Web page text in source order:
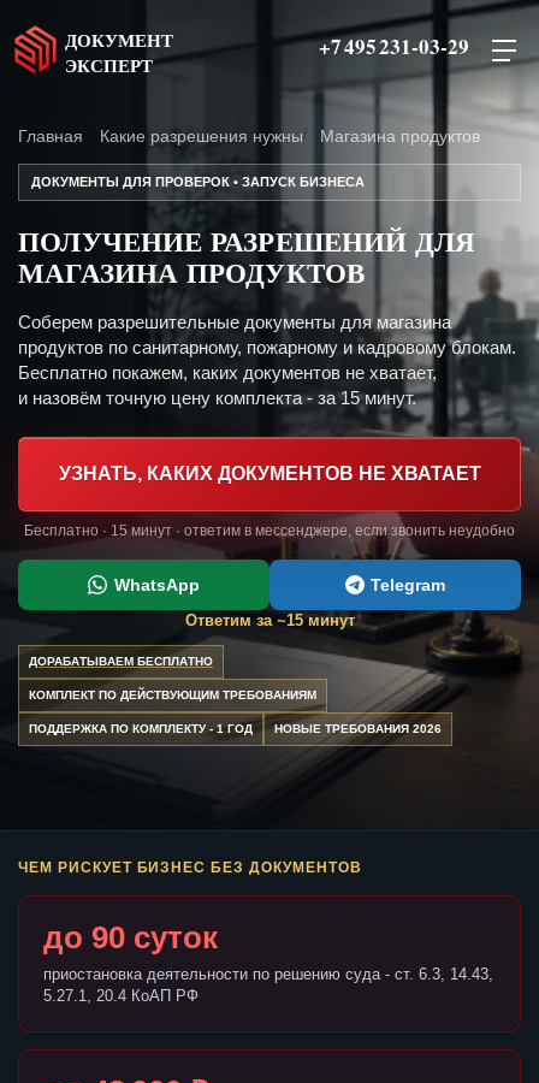
ДОКУМЕНТ
ЭКСПЕРТ
+7 495 231-03-29
Главная Какие разрешения нужны Магазина продуктов
ДОКУМЕНТЫ ДЛЯ ПРОВЕРОК • ЗАПУСК БИЗНЕСА
ПОЛУЧЕНИЕ РАЗРЕШЕНИЙ ДЛЯ
МАГАЗИНА ПРОДУКТОВ
Соберем разрешительные документы для магазина
продуктов по санитарному, пожарному и кадровому блокам.
Бесплатно покажем, каких документов не хватает,
и назовём точную цену комплекта - за 15 минут.
УЗНАТЬ, КАКИХ ДОКУМЕНТОВ НЕ ХВАТАЕТ
Бесплатно · 15 минут · ответим в мессенджере, если звонить неудобно
WhatsApp Telegram
Ответим за ~15 минут
ДОРАБАТЫВАЕМ БЕСПЛАТНО
КОМПЛЕКТ ПО ДЕЙСТВУЮЩИМ ТРЕБОВАНИЯМ
ПОДДЕРЖКА ПО КОМПЛЕКТУ - 1 ГОД НОВЫЕ ТРЕБОВАНИЯ 2026
ЧЕМ РИСКУЕТ БИЗНЕС БЕЗ ДОКУМЕНТОВ
до 90 суток
приостановка деятельности по решению суда - ст. 6.3, 14.43,
5.27.1, 20.4 КоАП РФ